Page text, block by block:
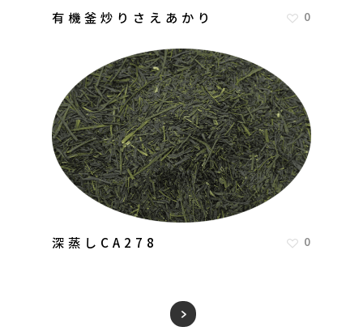
有機釜炒りさえあかり 0
深蒸しCA278 0